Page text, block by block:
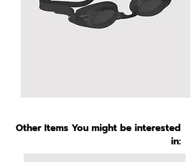
Other Items You might be interested
in: